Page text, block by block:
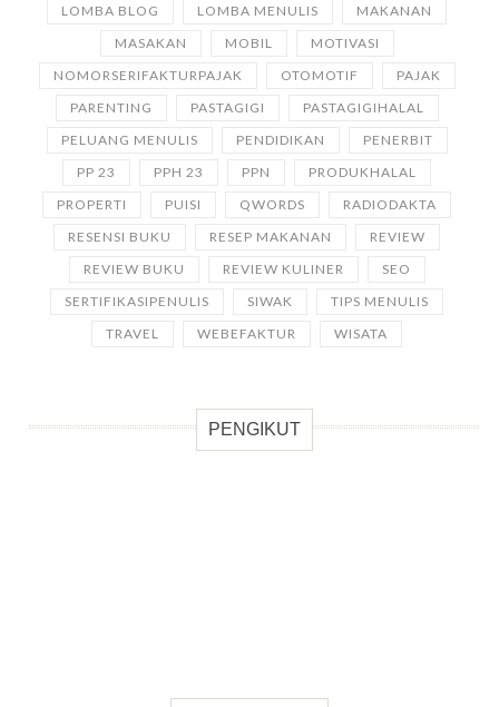
LOMBA BLOG
LOMBA MENULIS
MAKANAN
MASAKAN
MOBIL
MOTIVASI
NOMORSERIFAKTURPAJAK
OTOMOTIF
PAJAK
PARENTING
PASTAGIGI
PASTAGIGIHALAL
PELUANG MENULIS
PENDIDIKAN
PENERBIT
PP 23
PPH 23 PPN
PRODUKHALAL
PROPERTI
PUISI QWORDS
RADIODAKTA
RESENSI BUKU
RESEP MAKANAN
REVIEW
REVIEW BUKU
REVIEW KULINER
SEO
SERTIFIKASIPENULIS
SIWAK
TIPS MENULIS
TRAVEL
WEBEFAKTUR WISATA
PENGIKUT